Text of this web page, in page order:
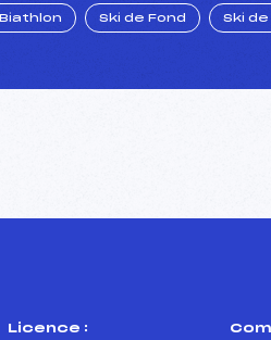
Biathlon Ski de Fond Ski
Licence :